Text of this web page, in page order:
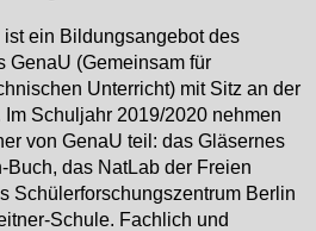
ein Bildungsangebot des
GenaU (Gemeinsam für
Unterricht) mit Sitz an der
Schuljahr 2019/2020 nehmen
von GenaU teil: das Gläsernes
das NatLab der Freien
Schülerforschungszentrum Berlin
Schule. Fachlich und